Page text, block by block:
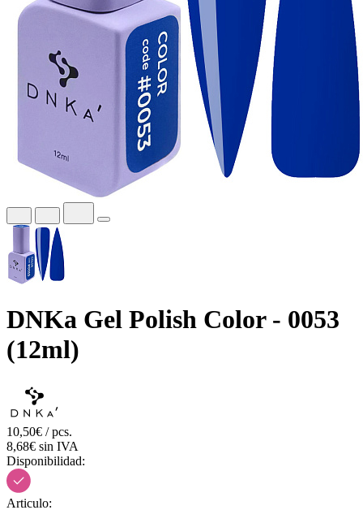
DNKa Gel Polish Color - 0053
(12ml)
10,50€ / pcs.
8,68€ sin IVA
Disponibilidad:
Articulo: